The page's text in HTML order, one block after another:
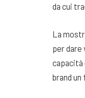
da cui
La
per dare
capacità
brand